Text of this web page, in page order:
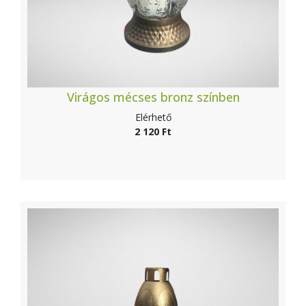
Virágos mécses bronz színben
Elérhető
2 120 Ft